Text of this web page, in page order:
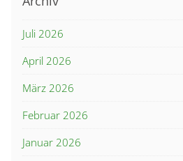
Juli 2026
April 2026
März 2026
Februar 2026
Januar 2026